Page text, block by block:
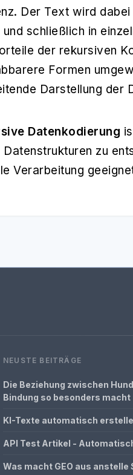
Der Text wird
schließlich in
der rekursiven
Formen
Darstellung der
Datenkodierung
zu
Verarbeitung
NEUSTE BEITRÄGE
Die Beziehung zwischen
Bindung so besonders macht
KI-Texte automatisch
API Test Artikel -
Was macht GEO aus anstelle